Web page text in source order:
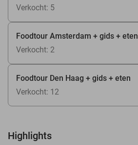
Verkocht: 5
Foodtour Amsterdam + gids + eten
Verkocht: 2
Foodtour Den Haag + gids + eten
Verkocht: 12
Highlights